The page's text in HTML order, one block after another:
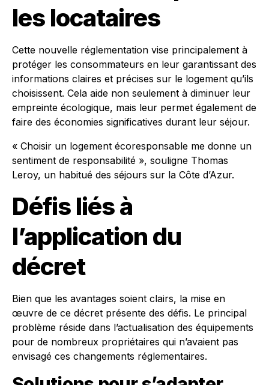
les locataires
Cette nouvelle réglementation vise principalement à
protéger les consommateurs en leur garantissant des
informations claires et précises sur le logement qu’ils
choisissent. Cela aide non seulement à diminuer leur
empreinte écologique, mais leur permet également de
faire des économies significatives durant leur séjour.
« Choisir un logement écoresponsable me donne un
sentiment de responsabilité », souligne Thomas
Leroy, un habitué des séjours sur la Côte d’Azur.
Défis liés à
l’application du
décret
Bien que les avantages soient clairs, la mise en
œuvre de ce décret présente des défis. Le principal
problème réside dans l’actualisation des équipements
pour de nombreux propriétaires qui n’avaient pas
envisagé ces changements réglementaires.